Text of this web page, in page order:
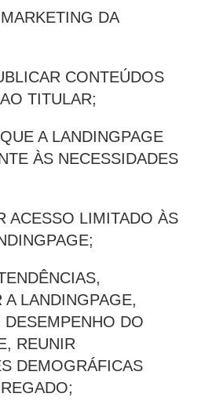
DA
CONTEÚDOS
TITULAR;
A LANDINGPAGE
ÀS NECESSIDADES
ACESSO LIMITADO ÀS
A LANDINGPAGE,
DO
REUNIR
DEMOGRÁFICAS